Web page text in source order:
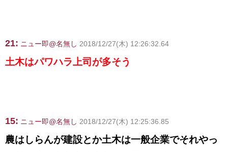
21: ニュー即@名無し 2018/12/27(木) 12:26:32.64
土木はパワハラ上司が多そう
15: ニュー即@名無し 2018/12/27(木) 12:25:36.85
農はしらんが建設とか土木は一般企業でそれやっ